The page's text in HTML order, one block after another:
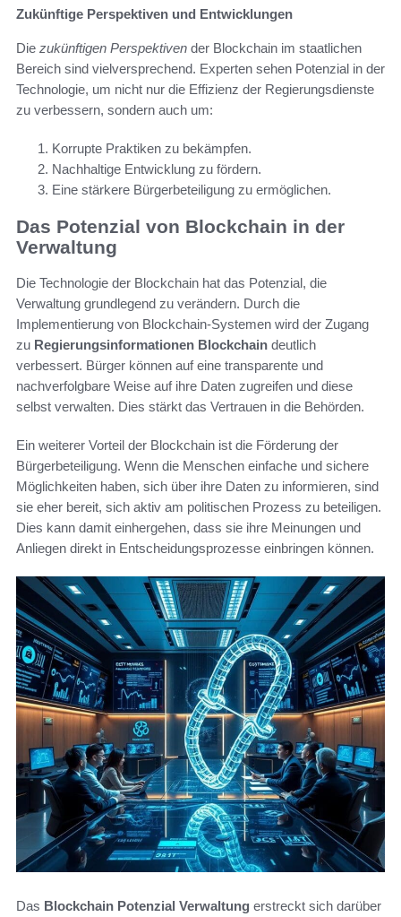
Zukünftige Perspektiven und Entwicklungen
Die zukünftigen Perspektiven der Blockchain im staatlichen
Bereich sind vielversprechend. Experten sehen Potenzial in der
Technologie, um nicht nur die Effizienz der Regierungsdienste
zu verbessern, sondern auch um:
Korrupte Praktiken zu bekämpfen.
Nachhaltige Entwicklung zu fördern.
Eine stärkere Bürgerbeteiligung zu ermöglichen.
Das Potenzial von Blockchain in der
Verwaltung
Die Technologie der Blockchain hat das Potenzial, die
Verwaltung grundlegend zu verändern. Durch die
Implementierung von Blockchain-Systemen wird der Zugang
zu Regierungsinformationen Blockchain deutlich
verbessert. Bürger können auf eine transparente und
nachverfolgbare Weise auf ihre Daten zugreifen und diese
selbst verwalten. Dies stärkt das Vertrauen in die Behörden.
Ein weiterer Vorteil der Blockchain ist die Förderung der
Bürgerbeteiligung. Wenn die Menschen einfache und sichere
Möglichkeiten haben, sich über ihre Daten zu informieren, sind
sie eher bereit, sich aktiv am politischen Prozess zu beteiligen.
Dies kann damit einhergehen, dass sie ihre Meinungen und
Anliegen direkt in Entscheidungsprozesse einbringen können.
Das Blockchain Potenzial Verwaltung erstreckt sich darüber